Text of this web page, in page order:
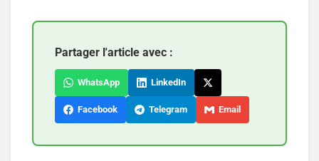
Partager l'article avec :
WhatsApp LinkedIn
Facebook Telegram Email